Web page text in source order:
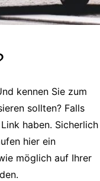
kennen Sie zum
sollten? Falls
haben. Sicherlich
hier ein
möglich auf Ihrer